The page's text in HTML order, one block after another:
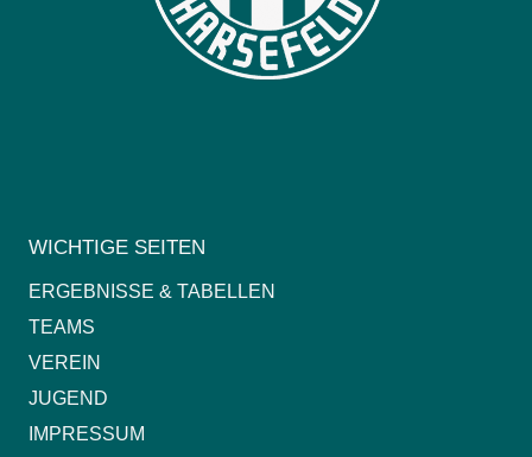
WICHTIGE SEITEN
ERGEBNISSE & TABELLEN
TEAMS
VEREIN
JUGEND
IMPRESSUM